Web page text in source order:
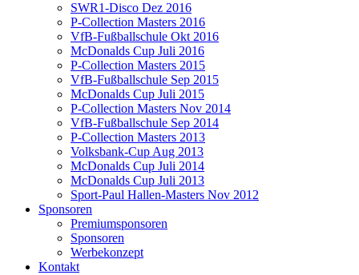
SWR1-Disco Dez 2016
P-Collection Masters 2016
VfB-Fußballschule Okt 2016
McDonalds Cup Juli 2016
P-Collection Masters 2015
VfB-Fußballschule Sep 2015
McDonalds Cup Juli 2015
P-Collection Masters Nov 2014
VfB-Fußballschule Sep 2014
P-Collection Masters 2013
Volksbank-Cup Aug 2013
McDonalds Cup Juli 2014
McDonalds Cup Juli 2013
Sport-Paul Hallen-Masters Nov 2012
Sponsoren
Premiumsponsoren
Sponsoren
Werbekonzept
Kontakt